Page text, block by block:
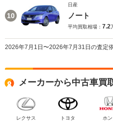
10
日産
ノート
平均買取相場： 7.2
2026年7月1日〜2026年7月31日の査定
メーカーから中古車買
レクサス トヨタ ホ